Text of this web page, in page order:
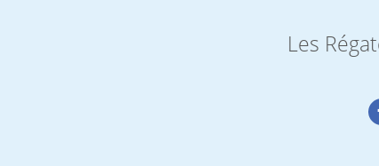
Les